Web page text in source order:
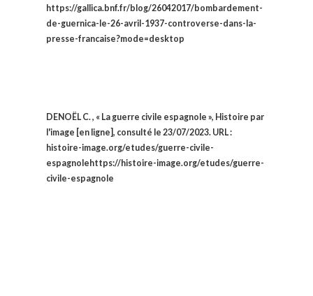
https://gallica.bnf.fr/blog/26042017/bombardement-
de-guernica-le-26-avril-1937-controverse-dans-la-
presse-francaise?mode=desktop
DENOËL C. , « La guerre civile espagnole », Histoire par
l'image [en ligne], consulté le 23/07/2023. URL :
histoire-image.org/etudes/guerre-civile-
espagnolehttps://histoire-image.org/etudes/guerre-
civile-espagnole